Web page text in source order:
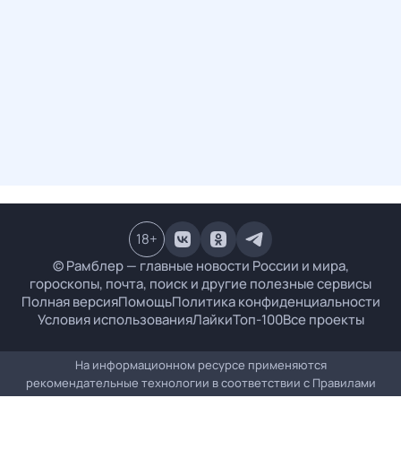
© Рамблер — главные новости России и мира,
гороскопы, почта, поиск и другие полезные сервисы
Полная версияПомощьПолитика конфиденциальности
Условия использованияЛайкиТоп-100Все проекты
18+
На информационном ресурсе применяются
рекомендательные технологии в соответствии с Правилами